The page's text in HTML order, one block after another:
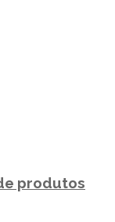
produtos